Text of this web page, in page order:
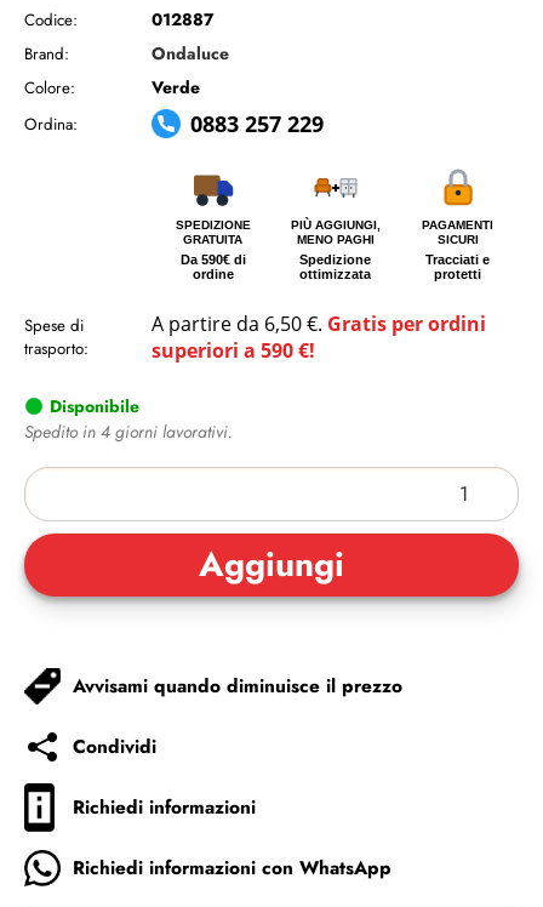
Codice: 012887
Brand: Ondaluce
Colore: Verde
Ordina: 0883 257 229
SPEDIZIONE
GRATUITA
Da 590€ di
ordine
PIÙ AGGIUNGI,
MENO PAGHI
Spedizione
ottimizzata
PAGAMENTI
SICURI
Tracciati e
protetti
Spese di
trasporto:
A partire da 6,50 €. Gratis per ordini
superiori a 590 €!
Disponibile
Spedito in 4 giorni lavorativi.
Avvisami quando diminuisce il prezzo
Condividi
Richiedi informazioni
Richiedi informazioni con WhatsApp